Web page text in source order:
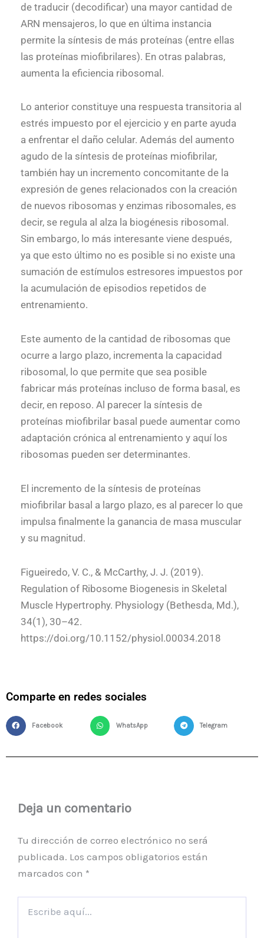
de traducir (decodificar) una mayor cantidad de
ARN mensajeros, lo que en última instancia
permite la síntesis de más proteínas (entre ellas
las proteínas miofibrilares). En otras palabras,
aumenta la eficiencia ribosomal.
Lo anterior constituye una respuesta transitoria al
estrés impuesto por el ejercicio y en parte ayuda
a enfrentar el daño celular. Además del aumento
agudo de la síntesis de proteínas miofibrilar,
también hay un incremento concomitante de la
expresión de genes relacionados con la creación
de nuevos ribosomas y enzimas ribosomales, es
decir, se regula al alza la biogénesis ribosomal.
Sin embargo, lo más interesante viene después,
ya que esto último no es posible si no existe una
sumación de estímulos estresores impuestos por
la acumulación de episodios repetidos de
entrenamiento.
Este aumento de la cantidad de ribosomas que
ocurre a largo plazo, incrementa la capacidad
ribosomal, lo que permite que sea posible
fabricar más proteínas incluso de forma basal, es
decir, en reposo. Al parecer la síntesis de
proteínas miofibrilar basal puede aumentar como
adaptación crónica al entrenamiento y aquí los
ribosomas pueden ser determinantes.
El incremento de la síntesis de proteínas
miofibrilar basal a largo plazo, es al parecer lo que
impulsa finalmente la ganancia de masa muscular
y su magnitud.
Figueiredo, V. C., & McCarthy, J. J. (2019).
Regulation of Ribosome Biogenesis in Skeletal
Muscle Hypertrophy. Physiology (Bethesda, Md.),
34(1), 30–42.
https://doi.org/10.1152/physiol.00034.2018
Comparte en redes sociales
Facebook WhatsApp Telegram
Deja un comentario
Tu dirección de correo electrónico no será
publicada. Los campos obligatorios están
marcados con *
aquí...